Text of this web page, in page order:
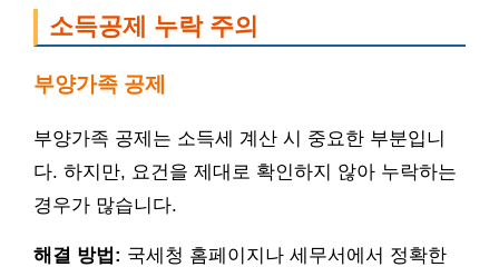
소득공제 누락 주의
부양가족 공제
부양가족 공제는 소득세 계산 시 중요한 부분입니
다. 하지만, 요건을 제대로 확인하지 않아 누락하는
경우가 많습니다.
해결 방법: 국세청 홈페이지나 세무서에서 정확한